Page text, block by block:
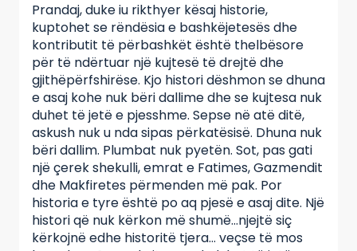
Prandaj, duke iu rikthyer kësaj historie,
kuptohet se rëndësia e bashkëjetesës dhe
kontributit të përbashkët është thelbësore
për të ndërtuar një kujtesë të drejtë dhe
gjithëpërfshirëse. Kjo histori dëshmon se dhuna
e asaj kohe nuk bëri dallime dhe se kujtesa nuk
duhet të jetë e pjesshme. Sepse në atë ditë,
askush nuk u nda sipas përkatësisë. Dhuna nuk
bëri dallim. Plumbat nuk pyetën. Sot, pas gati
një çerek shekulli, emrat e Fatimes, Gazmendit
dhe Makfiretes përmenden më pak. Por
historia e tyre është po aq pjesë e asaj dite. Një
histori që nuk kërkon më shumë…njejtë siç
kërkojnë edhe historitë tjera… veçse të mos